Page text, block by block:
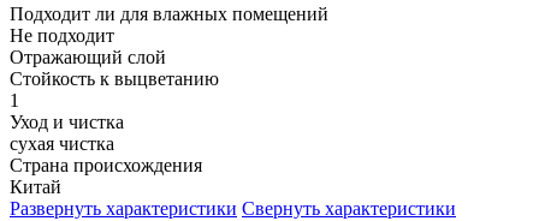
Подходит ли для влажных помещений
Не подходит
Отражающий слой
Стойкость к выцветанию
1
Уход и чистка
сухая чистка
Страна происхождения
Китай
Развернуть характеристики Свернуть характеристики